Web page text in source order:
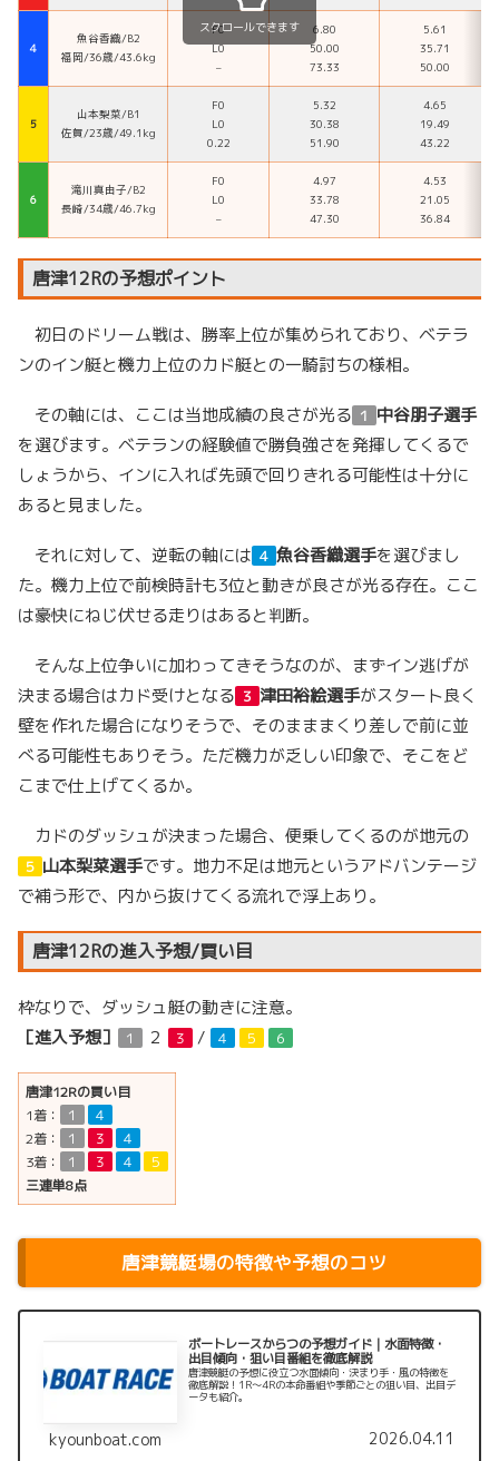
４
魚谷香織/B2
福岡/36歳/43.6kg
F0
L0
–
6.80
50.00
73.33
5.61
35.71
50.00
５
山本梨菜/B1
佐賀/23歳/49.1kg
F0
L0
0.22
5.32
30.38
51.90
4.65
19.49
43.22
６
滝川真由子/B2
長崎/34歳/46.7kg
F0
L0
–
4.97
33.78
47.30
4.53
21.05
36.84
スクロールできます
唐津12Rの予想ポイント
初日のドリーム戦は、勝率上位が集められており、ベテラ
ンのイン艇と機力上位のカド艇との一騎討ちの様相。
その軸には、ここは当地成績の良さが光る １ 中谷朋子選手
を選びます。ベテランの経験値で勝負強さを発揮してくるで
しょうから、インに入れば先頭で回りきれる可能性は十分に
あると見ました。
それに対して、逆転の軸には ４ 魚谷香織選手を選びまし
た。機力上位で前検時計も3位と動きが良さが光る存在。ここ
は豪快にねじ伏せる走りはあると判断。
そんな上位争いに加わってきそうなのが、まずイン逃げが
決まる場合はカド受けとなる ３ 津田裕絵選手がスタート良く
壁を作れた場合になりそうで、そのまままくり差しで前に並
べる可能性もありそう。ただ機力が乏しい印象で、そこをど
こまで仕上げてくるか。
カドのダッシュが決まった場合、便乗してくるのが地元の
５ 山本梨菜選手です。地力不足は地元というアドバンテージ
で補う形で、内から抜けてくる流れで浮上あり。
唐津12Rの進入予想/買い目
枠なりで、ダッシュ艇の動きに注意。
［進入予想］
１ ２ ３ / ４ ５ ６
唐津12Rの買い目
1着：
１
４
2着：
１ ３
４
3着：
１ ３ ４
５
三連単8点
唐津競艇場の特徴や予想のコツ
ボートレースからつの予想ガイド｜水面特徴・
出目傾向・狙い目番組を徹底解説
唐津競艇の予想に役立つ水面傾向・決まり手・風の特徴を
徹底解説！1R〜4Rの本命番組や季節ごとの狙い目、出目デ
ータも紹介。
kyounboat.com 2026.04.11